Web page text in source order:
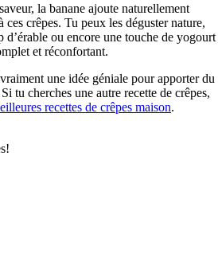
la banane ajoute naturellement
ces crêpes. Tu peux les déguster nature,
d’érable ou encore une touche de yogourt
et réconfortant.
une idée géniale pour apporter du
tu cherches une autre recette de crêpes,
recettes de crêpes maison.